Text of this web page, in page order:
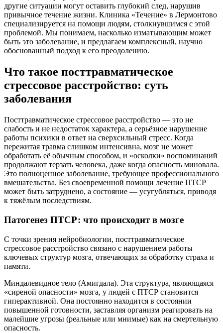
другие ситуации могут оставить глубокий след, нарушив
привычное течение жизни. Клиника «Течение» в Лермонтово
специализируется на помощи людям, столкнувшимся с этой
проблемой. Мы понимаем, насколько изматывающим может
быть это заболевание, и предлагаем комплексный, научно
обоснованный подход к его преодолению.
Что такое посттравматическое
стрессовое расстройство: суть
заболевания
Посттравматическое стрессовое расстройство — это не
слабость и не недостаток характера, а серьёзное нарушение
работы психики в ответ на сверхсильный стресс. Когда
пережитая травма слишком интенсивна, мозг не может
обработать её обычным способом, и «осколки» воспоминаний
продолжают терзать человека, даже когда опасность миновала.
Это полноценное заболевание, требующее профессионального
вмешательства. Без своевременной помощи лечение ПТСР
может быть затруднено, а состояние — усугубляться, приводя
к тяжёлым последствиям.
Патогенез ПТСР: что происходит в мозге
С точки зрения нейробиологии, посттравматическое
стрессовое расстройство связано с нарушением работы
ключевых структур мозга, отвечающих за обработку страха и
памяти.
Миндалевидное тело (Амигдала). Эта структура, являющаяся
«сиреной опасности» мозга, у людей с ПТСР становится
гиперактивной. Она постоянно находится в состоянии
повышенной готовности, заставляя организм реагировать на
малейшие угрозы (реальные или мнимые) как на смертельную
опасность.